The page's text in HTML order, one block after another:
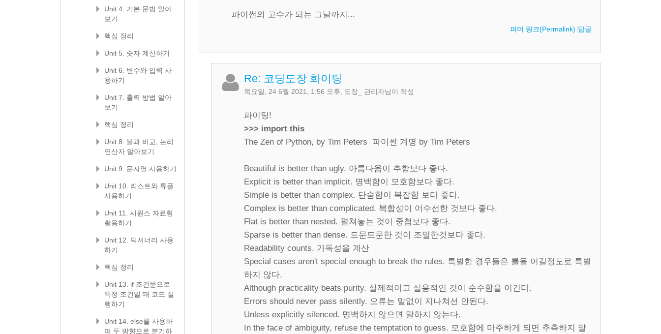
파이썬의 고수가 되는 그날까지...
퍼머 링크(Permalink) 답글
Re: 코딩도장 화이팅
목요일, 24 6월 2021, 1:56 오후 도장_ 관리자님이 작성
파이팅!
>>> import this
The Zen of Python, by Tim Peters 파이썬 계명 by Tim Peters
Beautiful is better than ugly. 아름다움이 추함보다 좋다.
Explicit is better than implicit. 명백함이 모호함보다 좋다.
Simple is better than complex. 단숨함이 복잡함 보다 좋다.
Complex is better than complicated. 복합성이 어수선한 것보다 좋다.
Flat is better than nested. 펼쳐놓는 것이 중첩보다 좋다.
Sparse is better than dense. 드문드문한 것이 조밀한것보다 좋다.
Readability counts. 가독성을 계산
Special cases aren't special enough to break the rules. 특별한 경우들은 룰을 어길정도로 특별
하지 않다.
Although practicality beats purity. 실제적이고 실용적인 것이 순수함을 이긴다.
Errors should never pass silently. 오류는 말없이 지나쳐선 안된다.
Unless explicitly silenced. 명백하지 않으면 말하지 않는다.
In the face of ambiguity, refuse the temptation to guess. 모호함에 마주하게 되면 추측하지 말
Unit 4. 기본 문법 알아
보기
핵심 정리
Unit 5. 숫자 계산하기
Unit 6. 변수와 입력 사
용하기
Unit 7. 출력 방법 알아
보기
핵심 정리
Unit 8. 불과 비교, 논리
연산자 알아보기
Unit 9. 문자열 사용하기
Unit 10. 리스트와 튜플
사용하기
Unit 11. 시퀀스 자료형
활용하기
Unit 12. 딕셔너리 사용
하기
핵심 정리
Unit 13. if 조건문으로
특정 조건일 때 코드 실
행하기
Unit 14. else를 사용하
여 두 방향으로 분기하